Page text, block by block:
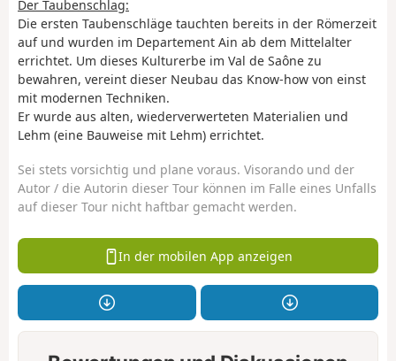
Der Taubenschlag:
Die ersten Taubenschläge tauchten bereits in der Römerzeit
auf und wurden im Departement Ain ab dem Mittelalter
errichtet. Um dieses Kulturerbe im Val de Saône zu
bewahren, vereint dieser Neubau das Know-how von einst
mit modernen Techniken.
Er wurde aus alten, wiederverwerteten Materialien und
Lehm (eine Bauweise mit Lehm) errichtet.
Sei stets vorsichtig und plane voraus. Visorando und der
Autor / die Autorin dieser Tour können im Falle eines Unfalls
auf dieser Tour nicht haftbar gemacht werden.
In der mobilen App anzeigen